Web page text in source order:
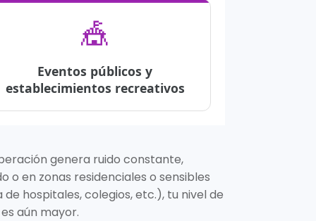
🎪
Eventos públicos y
establecimientos recreativos
genera ruido constante,
o en zonas residenciales o sensibles
hospitales, colegios, etc.), tu nivel de
aún mayor.